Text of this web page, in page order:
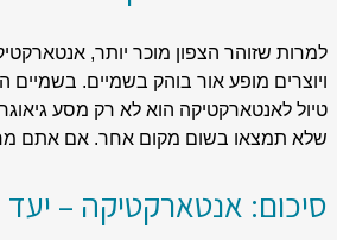
למרות שזוהר הצפון מוכר יותר,
ויוצרים מופע אור בוהק בשמיים. בשמיים
טיול לאנטארקטיקה הוא לא רק מסע
שלא תמצאו בשום מקום אחר. אם אתם
סיכום: אנטארקטיקה – יעד